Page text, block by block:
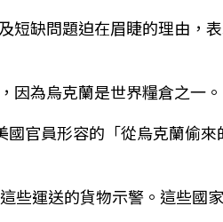
短缺問題迫在眉睫的理由，
因為烏克蘭是世界糧倉之一。
官員形容的「從烏克蘭偷
些運送的貨物示警。這些國